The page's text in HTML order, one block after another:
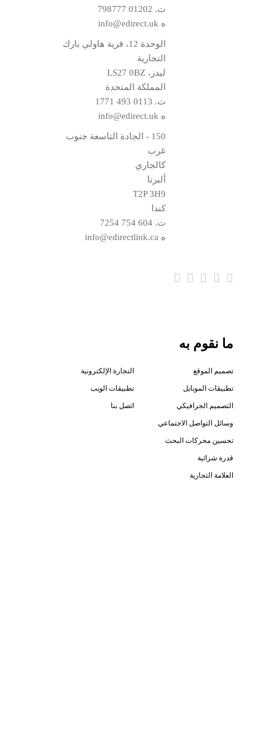
ت. 01202 798777
ه info@edirect.uk
الوحدة 12، قرية هاولي بارك
التجارية
ليدز، LS27 0BZ
المملكة المتحدة
ت. 0113 493 1771
ه info@edirect.uk
150 - الجادة التاسعة جنوب
غرب
كالجاري
ألبرتا
T2P 3H9
كندا
ت.604 754 7254
ه info@edirectlink.ca
ما نقوم به
تصميم الموقع
تطبيقات الموبايل
التصميم الجرافيكي
وسائل التواصل الاجتماعي
تحسين محركات البحث
قدرة شرائية
العلامة التجارية
التجارة الإلكترونية
تطبيقات الويب
اتصل بنا